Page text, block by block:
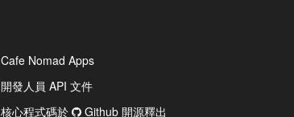
Cafe Nomad Apps
開發人員 API 文件
核心程式碼於
Github 開源釋出